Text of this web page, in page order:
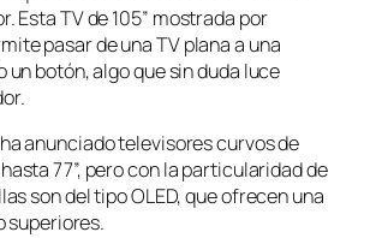
Esta TV de 105” mostrada por
pasar de una TV plana a una
un botón, algo que sin duda luce
anunciado televisores curvos de
77”, pero con la particularidad de
son del tipo OLED, que ofrecen una
superiores.